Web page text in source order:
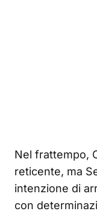
Nel frattempo,
reticente, ma
intenzione di
con